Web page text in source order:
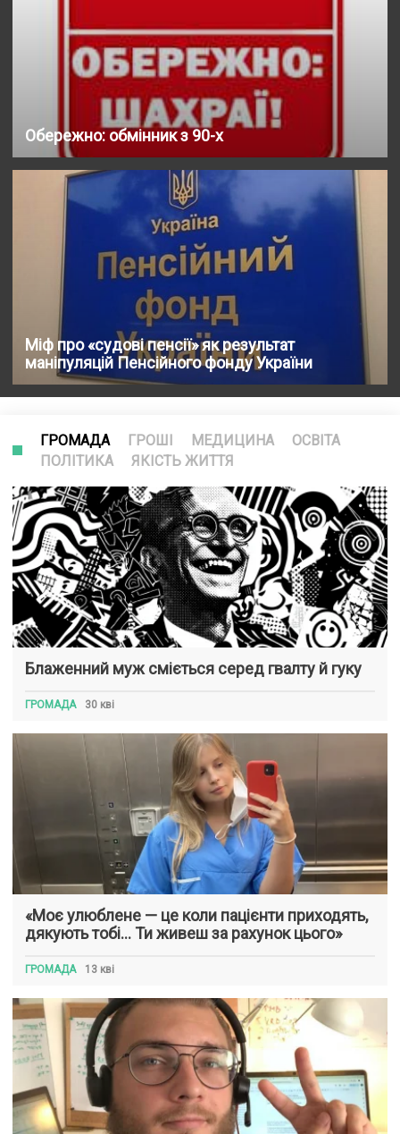
Обережно: обмінник з 90-х
Міф про «судові пенсії» як результат
маніпуляцій Пенсійного фонду України
ГРОМАДА ГРОШІ МЕДИЦИНА
ОСВІТА
ПОЛІТИКА
ЯКІСТЬ ЖИТТЯ
Блаженний муж сміється серед гвалту й гуку
ГРОМАДА 30 кві
«Моє улюблене — це коли пацієнти приходять,
дякують тобі… Ти живеш за рахунок цього»
ГРОМАДА 13 кві